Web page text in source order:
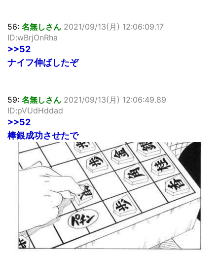
56: 名無しさん 2021/09/13(月) 12:06:09.17
ID:wBrjOnRha
>>52
ナイフ伸ばしたぞ
59: 名無しさん 2021/09/13(月) 12:06:49.89
ID:pVUdHddad
>>52
棒銀成功させたで